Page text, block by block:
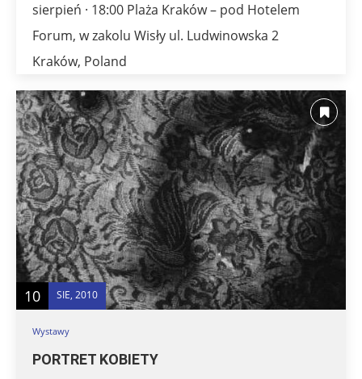
sierpień · 18:00 Plaża Kraków – pod Hotelem
Forum, w zakolu Wisły ul. Ludwinowska 2
Kraków, Poland
10 SIE, 2010
Wystawy
PORTRET KOBIETY